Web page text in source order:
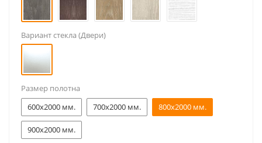
Вариант стекла (Двери)
Размер полотна
600x2000 мм.
700x2000 мм. 800x2000 мм.
900x2000 мм.